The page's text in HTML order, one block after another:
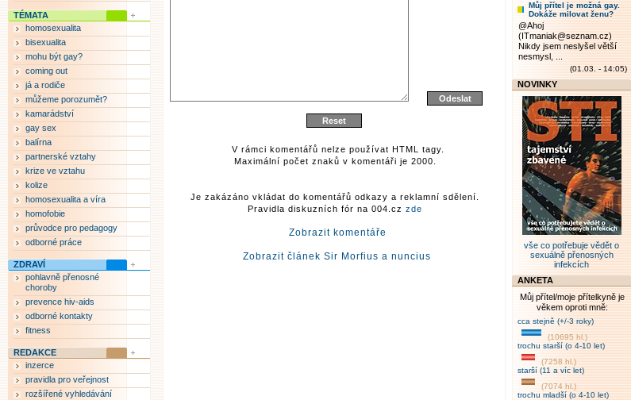
V rámci komentářů nelze používat HTML tagy.
Maximální počet znaků v komentáři je 2000.
Je zakázáno vkládat do komentářů odkazy a reklamní sdělení.
Pravidla diskuzních fór na 004.cz zde
Zobrazit komentáře
Zobrazit článek Sir Morfius a nuncius
TÉMATA
homosexualita
bisexualita
mohu být gay?
coming out
já a rodiče
můžeme porozumět?
kamarádství
gay sex
balírna
partnerské vztahy
krize ve vztahu
kolize
homosexualita a víra
homofobie
průvodce pro pedagogy
odborné práce
ZDRAVÍ
pohlavně přenosné
choroby
prevence hiv-aids
odborné kontakty
fitness
REDAKCE
inzerce
pravidla pro veřejnost
rozšířené vyhledávání
Můj přítel je možná gay.
Dokáže milovat ženu?
@Ahoj
(ITmaniak@seznam.cz)
Nikdy jsem neslyšel větší
nesmysl, ...
(01.03. - 14:05)
NOVINKY
vše co potřebuje vědět o
sexuálně přenosných
infekcích
ANKETA
Můj přítel/moje přítelkyně je
věkem oproti mně:
cca stejně (+/-3 roky)
(10695 hl.)
trochu starší (o 4-10 let)
(7258 hl.)
starší (11 a víc let)
(7074 hl.)
trochu mladší (o 4-10 let)